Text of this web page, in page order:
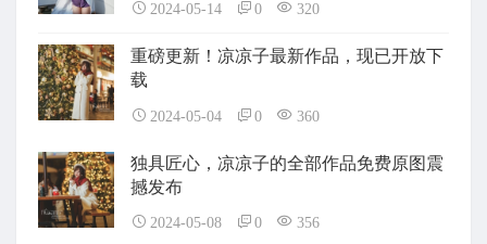
2024-05-14 0 320
重磅更新！凉凉子最新作品，现已开放下
载
2024-05-04 0 360
独具匠心，凉凉子的全部作品免费原图震
撼发布
2024-05-08 0 356